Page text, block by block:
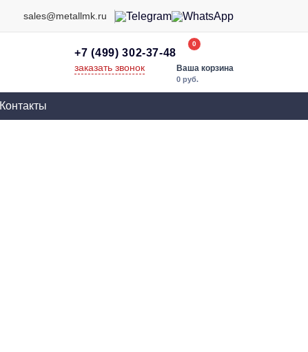
sales@metallmk.ru
+7 (499) 302-37-48
заказать звонок
0
Ваша корзина
0 руб.
Контакты